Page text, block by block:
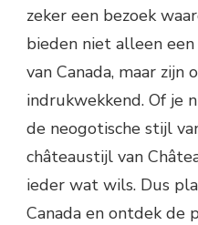
zeker een bezoek
bieden niet alleen
van Canada, maar zijn
indrukwekkend. Of je
de neogotische stijl
châteaustijl van
ieder wat wils. Dus
Canada en ontdek de